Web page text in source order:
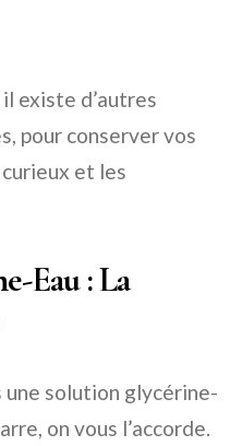
existe d’autres
pour conserver vos
et les
Eau : La
solution glycérine-
on vous l’accorde.